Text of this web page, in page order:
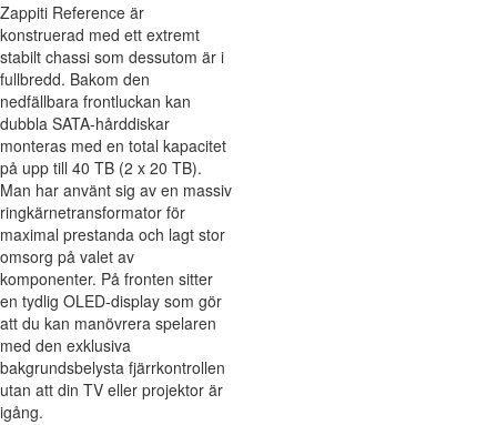
Zappiti Reference är
konstruerad med ett extremt
stabilt chassi som dessutom är i
fullbredd. Bakom den
nedfällbara frontluckan kan
dubbla SATA-hårddiskar
monteras med en total kapacitet
på upp till 40 TB (2 x 20 TB).
Man har använt sig av en massiv
ringkärnetransformator för
maximal prestanda och lagt stor
omsorg på valet av
komponenter. På fronten sitter
en tydlig OLED-display som gör
att du kan manövrera spelaren
med den exklusiva
bakgrundsbelysta fjärrkontrollen
utan att din TV eller projektor är
igång.